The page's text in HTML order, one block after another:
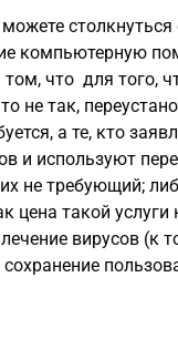
столкнуться
компьютерную
что для того,
не так,
а те, кто
и используют
не требующий;
цена такой услуги
вирусов (к